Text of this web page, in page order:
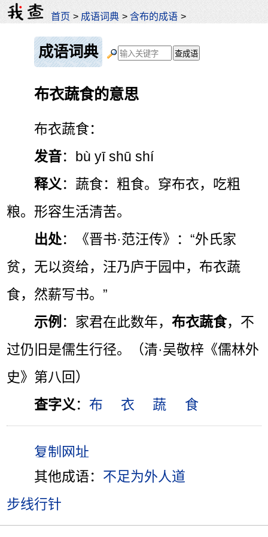
首页 > 成语词典 >含布的成语 >
成语词典
布衣蔬食的意思
布衣蔬食：
发音：bù yī shū shí
释义 ：蔬食：粗食。穿布衣，吃粗
粮。形容生活清苦。
出处：《晋书·范汪传》：“外氏家
贫，无以资给，汪乃庐于园中，布衣蔬
食，然薪写书。”
示例 ：家君在此数年，布衣蔬食，不
过仍旧是儒生行径。（清·吴敬梓《儒林外
史》第八回）
查字义 ： 布 衣 蔬 食
其他成语： 不足为外人道
步线行针